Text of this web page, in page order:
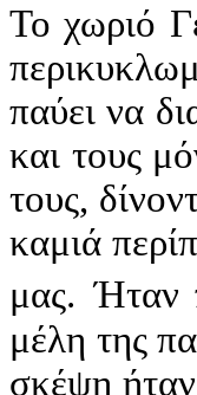
Το χωριό
παύει να
και τους
τους,
καμιά
μας. Ήταν
μέλη της
σκέψη